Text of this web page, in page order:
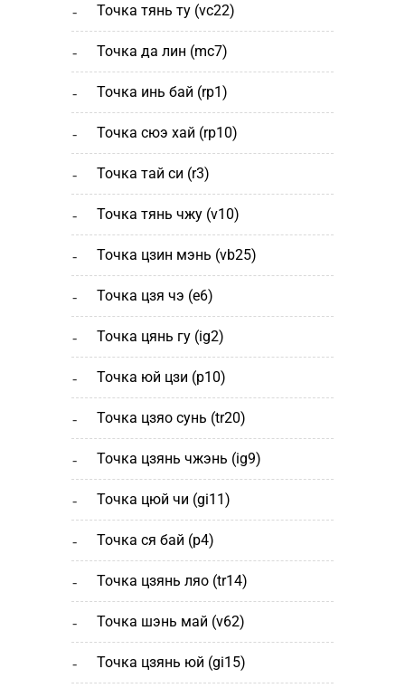
точка тянь ту (vc22)
точка да лин (mc7)
точка инь бай (rp1)
точка сюэ хай (rp10)
точка тай си (r3)
точка тянь чжу (v10)
точка цзин мэнь (vb25)
точка цзя чэ (е6)
точка цянь гу (ig2)
точка юй цзи (р10)
точка цзяо сунь (tr20)
точка цзянь чжэнь (ig9)
точка цюй чи (gi11)
точка ся бай (р4)
точка цзянь ляо (tr14)
точка шэнь май (v62)
точка цзянь юй (gi15)